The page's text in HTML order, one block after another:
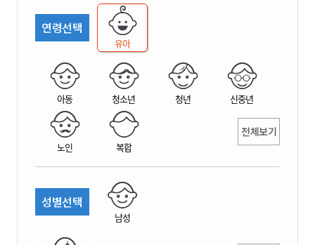
연령선택
유아
아동 청소년 청년 신중년
노인 복합
전체보기
성별선택
남성